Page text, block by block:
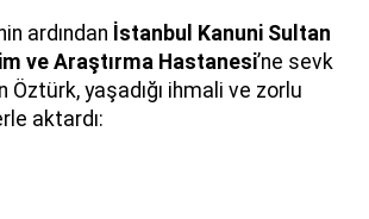
ardından İstanbul Kanuni Sultan
ve Araştırma Hastanesi’ne sevk
Öztürk, yaşadığı ihmali ve zorlu
aktardı: